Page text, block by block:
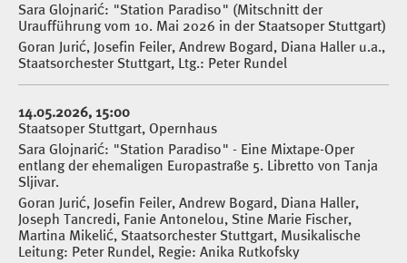
Sara Glojnarić: "Station Paradiso" (Mitschnitt der
Uraufführung vom 10. Mai 2026 in der Staatsoper Stuttgart)
Goran Jurić, Josefin Feiler, Andrew Bogard, Diana Haller u.a.,
Staatsorchester Stuttgart, Ltg.: Peter Rundel
14.05.2026, 15:00
Staatsoper Stuttgart, Opernhaus
Sara Glojnarić: "Station Paradiso" - Eine Mixtape-Oper
entlang der ehemaligen Europastraße 5. Libretto von Tanja
Sljivar.
Goran Jurić, Josefin Feiler, Andrew Bogard, Diana Haller,
Joseph Tancredi, Fanie Antonelou, Stine Marie Fischer,
Martina Mikelić, Staatsorchester Stuttgart, Musikalische
Leitung: Peter Rundel, Regie: Anika Rutkofsky